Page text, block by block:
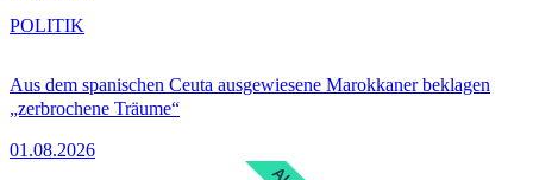
Aus dem spanischen Ceuta ausgewiesene Marokkaner beklagen
„zerbrochene Träume“
01.08.2026
POLITIK